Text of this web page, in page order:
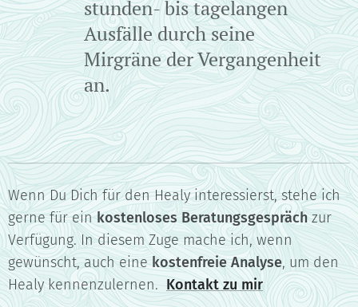
stunden- bis tagelangen
Ausfälle durch seine
Mirgräne der Vergangenheit
an.
Wenn Du Dich für den Healy interessierst, stehe ich
gerne für einkostenloses Beratungsgesprächzur
Verfügung. In diesem Zuge mache ich, wenn
gewünscht, auch einekostenfreie Analyse, um den
Healy kennenzulernen. Kontakt zu mir